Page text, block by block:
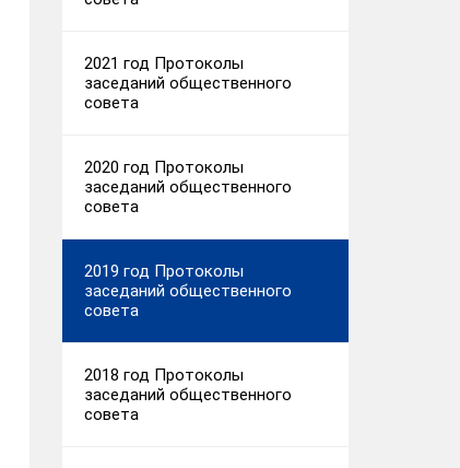
2021 год Протоколы
заседаний общественного
совета
2020 год Протоколы
заседаний общественного
совета
2019 год Протоколы
заседаний общественного
совета
2018 год Протоколы
заседаний общественного
совета